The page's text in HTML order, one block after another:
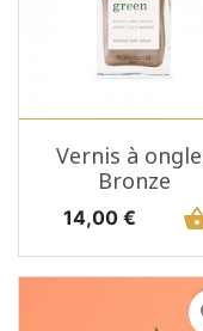
Vernis à
Bronze
Prix
14,00 €